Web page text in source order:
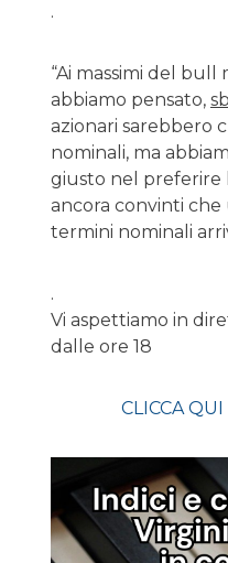
.
“Ai massimi del
abbiamo pensato,
azionari sarebbero
nominali, ma
giusto nel preferire
ancora convinti
termini nominali
.
Vi aspettiamo in
dalle ore 18
CLICCA